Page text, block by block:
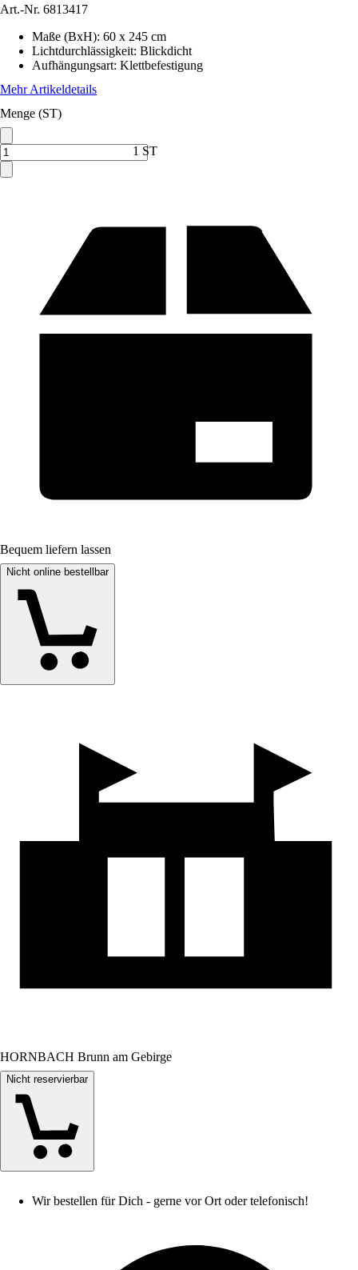
Art.-Nr. 6813417
Maße (BxH): 60 x 245 cm
Lichtdurchlässigkeit: Blickdicht
Aufhängungsart: Klettbefestigung
Mehr Artikeldetails
Menge (ST)
1 ST
Bequem liefern lassen
Nicht online bestellbar
HORNBACH Brunn am Gebirge
Nicht reservierbar
Wir bestellen für Dich - gerne vor Ort oder telefonisch!